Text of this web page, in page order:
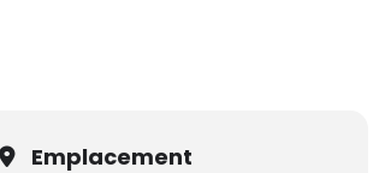
Emplacement